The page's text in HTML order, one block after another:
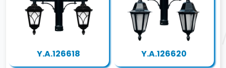
Y.A.126618 Y.A.126620